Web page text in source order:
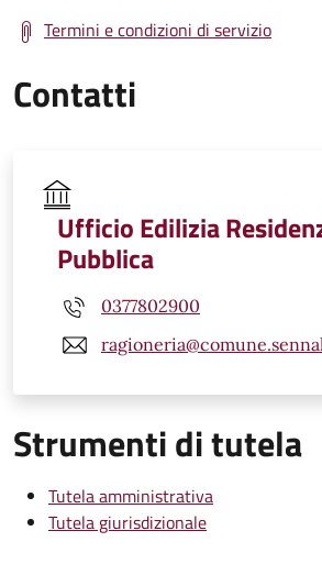
Termini e condizioni di servizio
Contatti
Ufficio Edilizia
Pubblica
0377802900
Strumenti di tutela
Tutela amministrativa
Tutela giurisdizionale